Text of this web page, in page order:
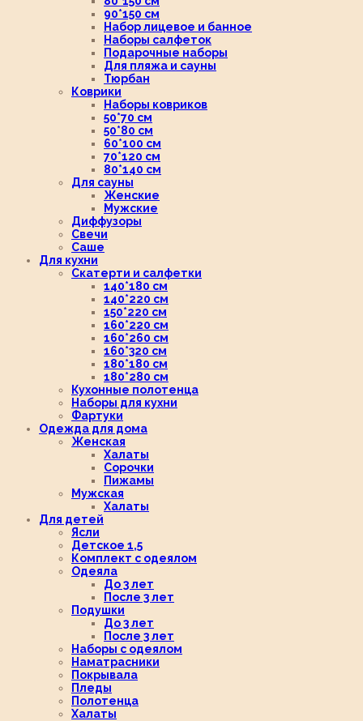
90*150 см
Набор лицевое и банное
Наборы салфеток
Подарочные наборы
Для пляжа и сауны
Тюрбан
Коврики
Наборы ковриков
50*70 см
50*80 см
60*100 см
70*120 см
80*140 см
Для сауны
Женские
Мужские
Диффузоры
Свечи
Саше
Для кухни
Скатерти и салфетки
140*180 см
140*220 см
150*220 см
160*220 см
160*260 см
160*320 см
180*180 см
180*280 см
Кухонные полотенца
Наборы для кухни
Фартуки
Одежда для дома
Женская
Халаты
Сорочки
Пижамы
Мужская
Халаты
Для детей
Ясли
Детское 1,5
Комплект с одеялом
Одеяла
До 3 лет
После 3 лет
Подушки
До 3 лет
После 3 лет
Наборы с одеялом
Наматрасники
Покрывала
Пледы
Полотенца
Халаты